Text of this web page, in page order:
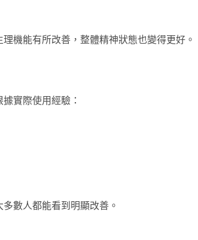
機能有所改善，整體精神狀態也變得更好。
實際使用經驗：
數人都能看到明顯改善。